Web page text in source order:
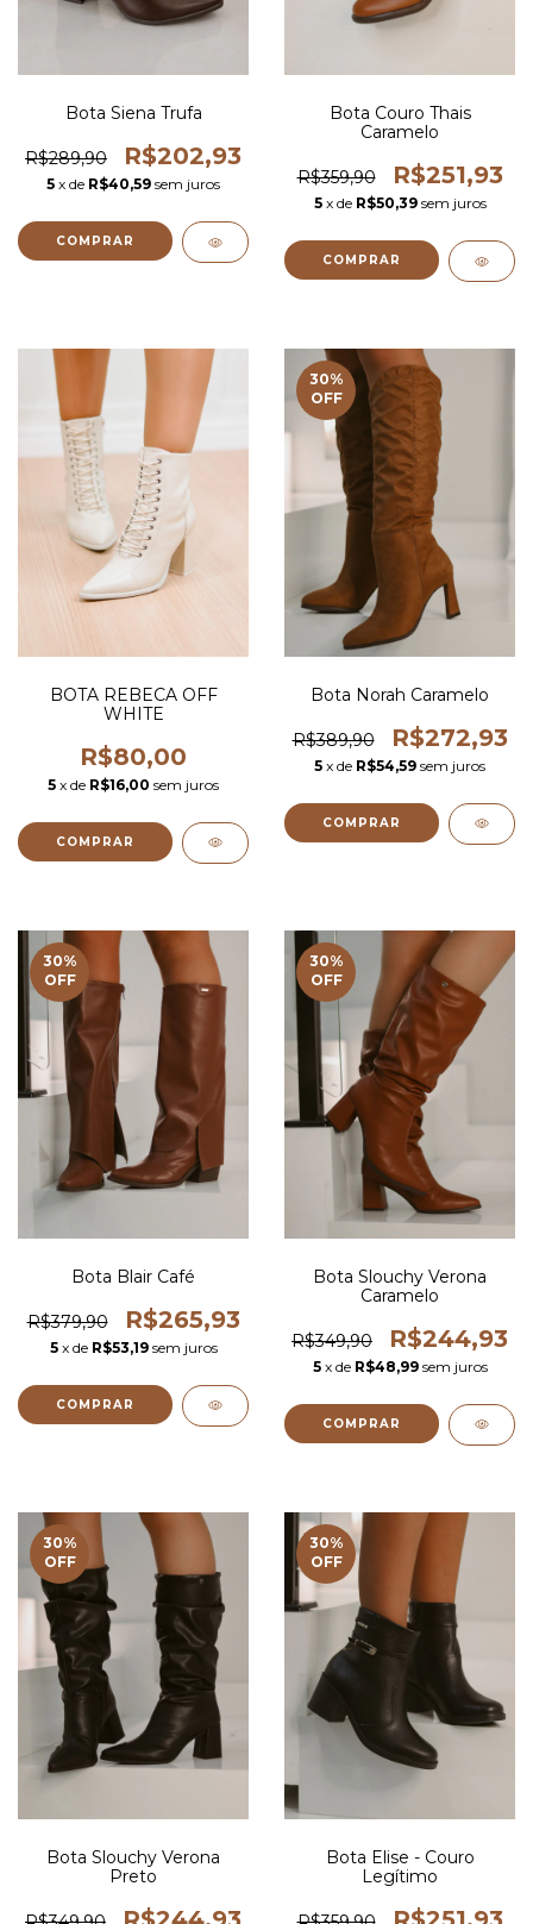
Bota Siena Trufa
R$289,90 R$202,93
5 x de R$40,59 sem juros
COMPRAR
Bota Couro Thais
Caramelo
R$359,90 R$251,93
5 x de R$50,39 sem juros
COMPRAR
BOTA REBECA OFF
WHITE
R$80,00
5 x de R$16,00 sem juros
COMPRAR
30%
OFF
Bota Norah Caramelo
R$389,90 R$272,93
5 x de R$54,59 sem juros
COMPRAR
30%
OFF
Bota Blair Café
R$379,90 R$265,93
5 x de R$53,19 sem juros
COMPRAR
30%
OFF
Bota Slouchy Verona
Caramelo
R$349,90 R$244,93
5 x de R$48,99 sem juros
COMPRAR
30%
OFF
Bota Slouchy Verona
Preto
30%
OFF
Bota Elise - Couro
Legítimo